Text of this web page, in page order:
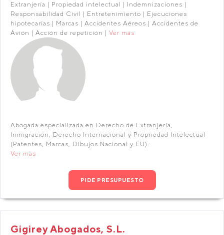
Extranjería | Propiedad intelectual | Indemnizaciones |
Responsabilidad Civil | Entretenimiento | Ejecuciones
hipotecarias | Marcas | Accidentes Aéreos | Accidentes de
Avión | Acción de repetición | Ver más
Abogada especializada en Derecho de Extranjeria,
Inmigración, Derecho Internacional y Propriedad Intelectual
(Patentes, Marcas, Dibujos Nacional y EU).
Ver más
PIDE PRESUPUESTO
Gigirey Abogados, S.L.